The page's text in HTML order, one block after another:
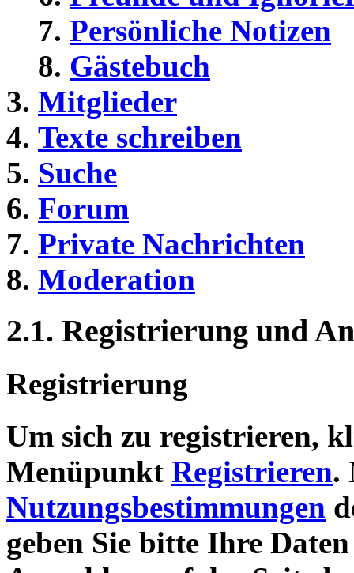
Persönliche Notizen
Gästebuch
Mitglieder
Texte schreiben
Suche
Forum
Private Nachrichten
Moderation
2.1. Registrierung und
Registrierung
Um sich zu registrieren,
Menüpunkt Registrieren.
Nutzungsbestimmungen
geben Sie bitte Ihre